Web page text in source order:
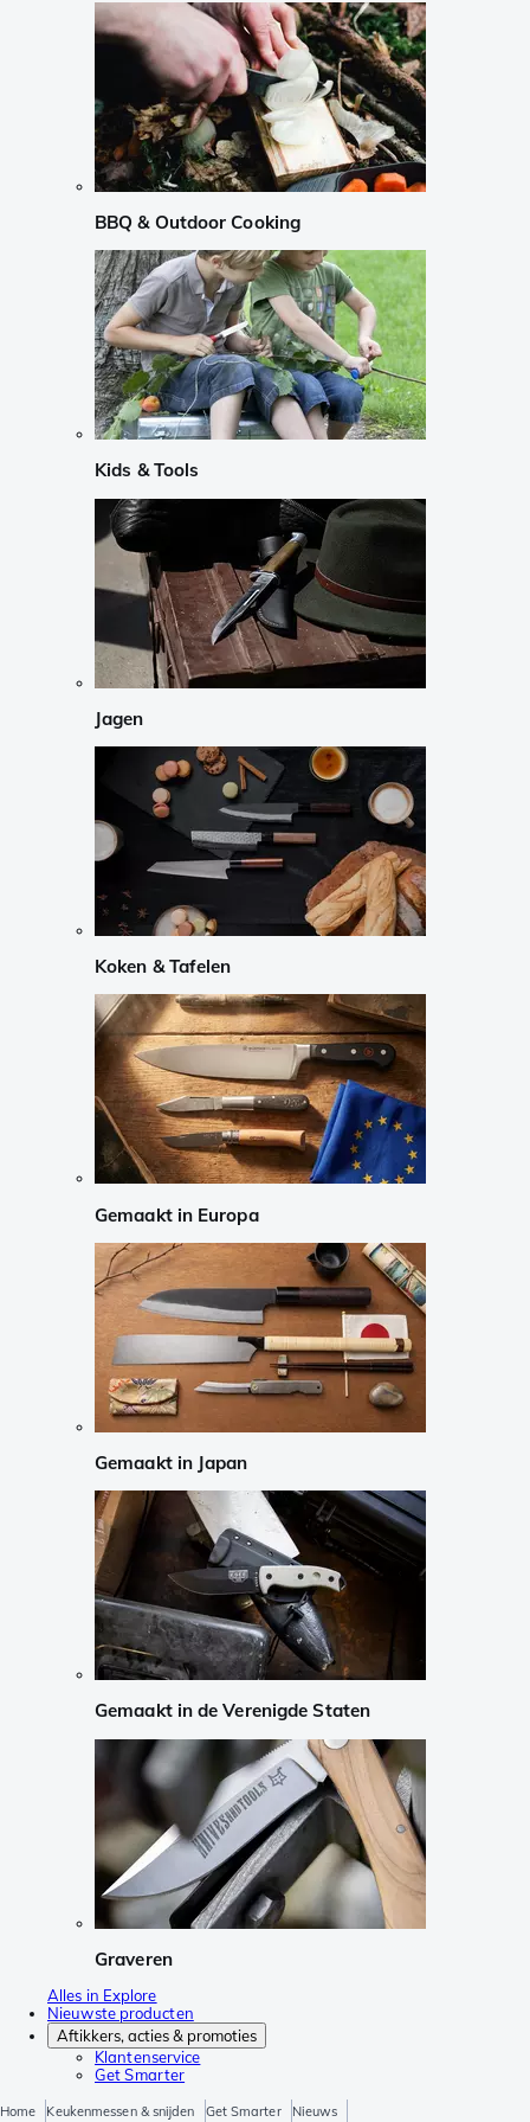
BBQ & Outdoor Cooking
Kids & Tools
Jagen
Koken & Tafelen
Gemaakt in Europa
Gemaakt in Japan
Gemaakt in de Verenigde Staten
Graveren
Alles in Explore
Nieuwste producten
Aftikkers, acties & promoties
Klantenservice
Get Smarter
Home Keukenmessen & snijden Get Smarter Nieuws